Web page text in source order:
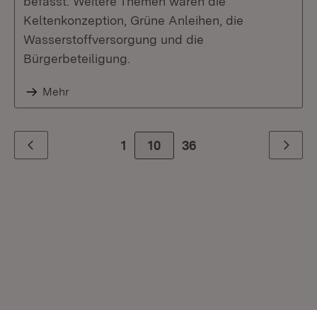
Keltenkonzeption, Grüne Anleihen, die
Wasserstoffversorgung und die
Bürgerbeteiligung.
Mehr
Zurück 1 10 Zur letzte Seite
36 Weiter